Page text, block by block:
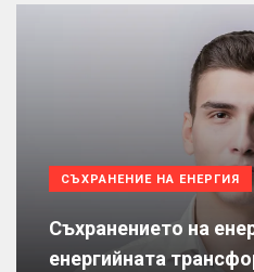
СЪХРАНЕНИЕ НА ЕНЕРГИЯ
Съхранението на
енергийната